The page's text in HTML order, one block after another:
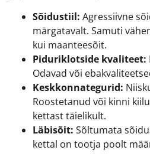
Sõidustiil: Agressiivne
märgatavalt. Samuti
kui maanteesõit.
Piduriklotside kvaliteet:
Odavad või
Keskkonnategurid:
Roostetanud või kinni
kettast täielikult.
Läbisõit: Sõltumata
kettal on tootja poolt